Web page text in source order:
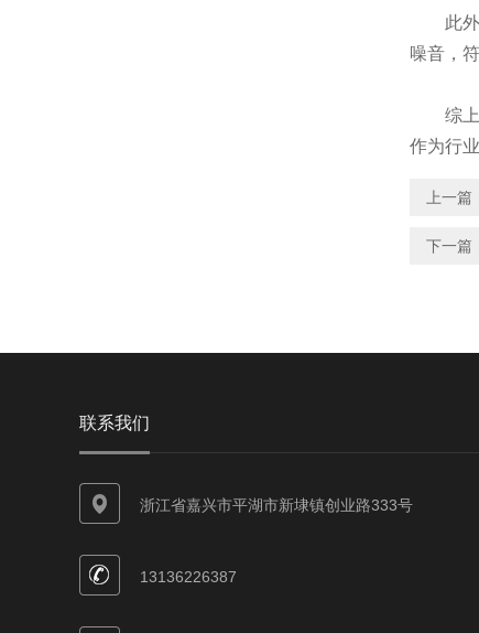
此外，
噪音，
综上所
作为行
上一篇
下一篇
联系我们
浙江省嘉兴市平湖市新埭镇创业路333号
13136226387